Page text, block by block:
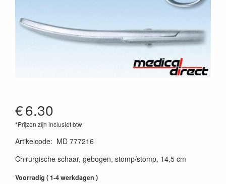
€6.30
*Prijzen zijn inclusief btw
Artikelcode: MD 777216
Chirurgische schaar, gebogen, stomp/stomp, 14,5 cm
Voorradig ( 1-4 werkdagen )